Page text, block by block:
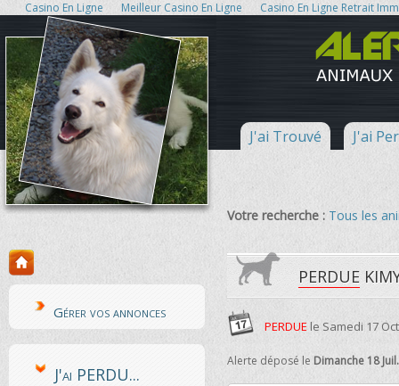
Casino En Ligne Meilleur Casino En Ligne Casino En Ligne Retrait
J'ai Trouvé J'ai
Gérer vos annonces
J'ai PERDU...
Votre recherche : Tous les
PERDUE
PERDUE le Samedi 17
Alerte déposé le Dimanche 18